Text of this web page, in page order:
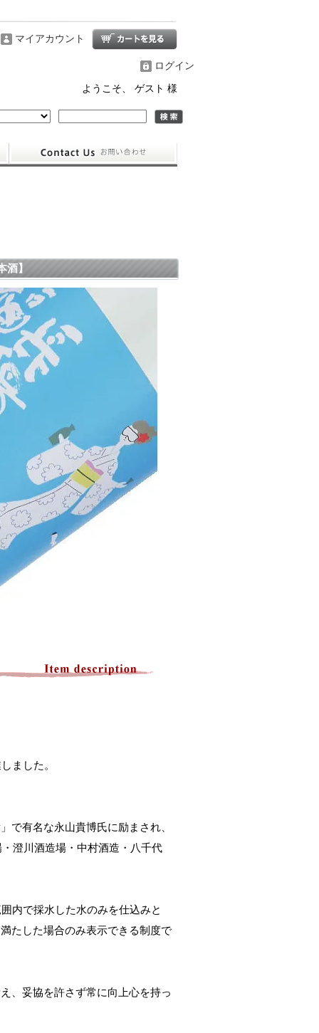
マイアカウント
ログイン
ようこそ、 ゲスト 様
】
ました。
で有名な永山貴博氏に励まされ、
澄川酒造場・中村酒造・八千代
内で採水した水のみを仕込みと
たした場合のみ表示できる制度で
、妥協を許さず常に向上心を持っ